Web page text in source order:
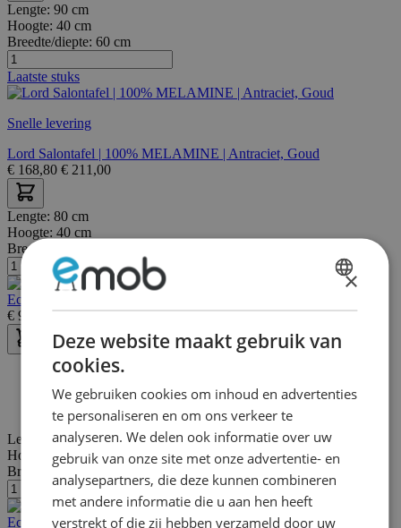
Lengte: 90 cm
Hoogte: 40 cm
Breedte/diepte: 60 cm
Laatste stuks
Snelle levering
Lord Salontafel | 100% MELAMINE | Antraciet, Goud
€ 168,80 € 211,00
Lengte: 80 cm
Hoogte: 40 cm
Breedte/diepte:
Eclipse Set/2 Salontafels Antiek Goud
€ 919,00 €1.147,00
30 dagen bedenktijd
Gratis bezorging en retour
Gratis achteraf of in termijnen betalen
Lengte:51 cm
Hoogte:35 cm
Breedte/diepte:
Eclipse S Antiek Goud Salontafel
×
Deze website maakt gebruik van
cookies.
We gebruiken cookies om inhoud en advertenties
te personaliseren en om ons verkeer te
analyseren. We delen ook informatie over uw
gebruik van onze site met onze advertentie- en
analysepartners, die deze kunnen combineren
met andere informatie die u aan hen heeft
verstrekt of die zij hebben verzameld door uw